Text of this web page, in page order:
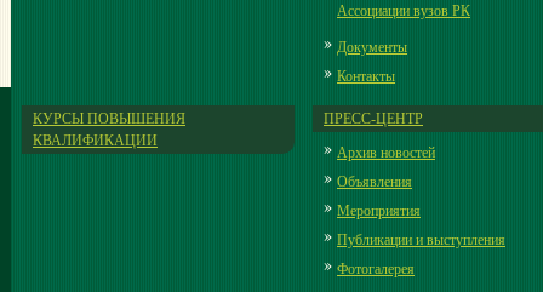
Ассоциации вузов РК
Документы
Контакты
КУРСЫ ПОВЫШЕНИЯ
КВАЛИФИКАЦИИ
ПРЕСС-ЦЕНТР
Архив новостей
Объявления
Мероприятия
Публикации и выступления
Фотогалерея